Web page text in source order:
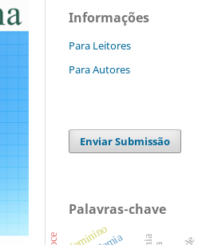
Informações
Para Leitores
Para Autores
Enviar Submissão
Palavras-chave
feminino